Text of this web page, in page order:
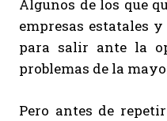
Algunos de los que
empresas estatales
para salir ante la
problemas de la
Pero antes de